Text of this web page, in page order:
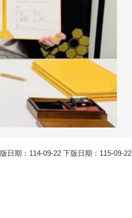
日期：114-09-22 下版日期：115-09-22